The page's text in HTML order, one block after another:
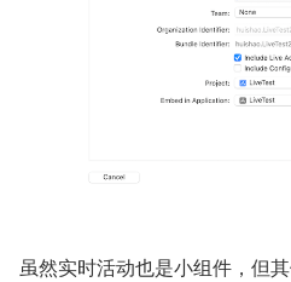
虽然实时活动也是小组件，但